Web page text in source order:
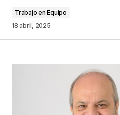
Comentario
*
Trabajo en Equipo
18 abril, 2025